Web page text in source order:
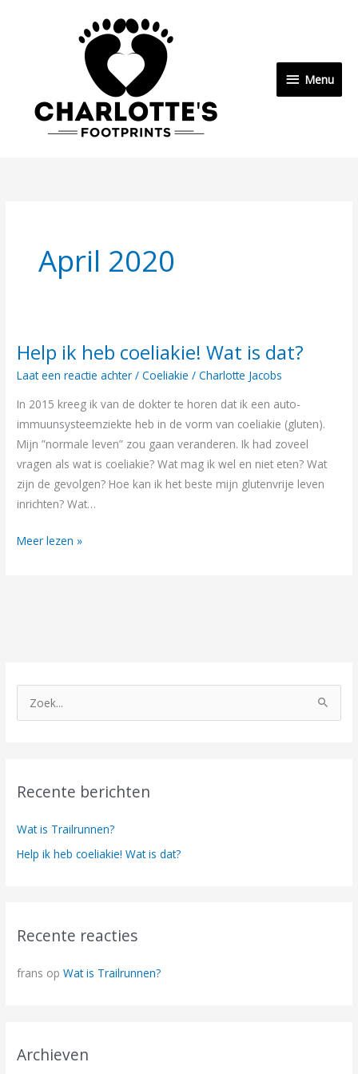
Menu
April 2020
Help ik heb coeliakie! Wat is dat?
Laat een reactie achter /Coeliakie /Charlotte Jacobs
In 2015 kreeg ik van de dokter te horen dat ik een auto-
immuunsysteemziekte heb in de vorm van coeliakie (gluten).
Mijn ”normale leven” zou gaan veranderen. Ik had zoveel
vragen als wat is coeliakie? Wat mag ik wel en niet eten? Wat
zijn de gevolgen? Hoe kan ik het beste mijn glutenvrije leven
inrichten? Wat…
Help
ik
coeliakie!
Wat
is
dat?
Meer lezen »
n
a
r
Recente berichten
Wat is Trailrunnen?
Help ik heb coeliakie! Wat is dat?
Recente reacties
frans opWat is Trailrunnen?
Archieven